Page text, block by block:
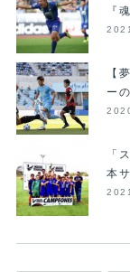
『
【
ー
「
本